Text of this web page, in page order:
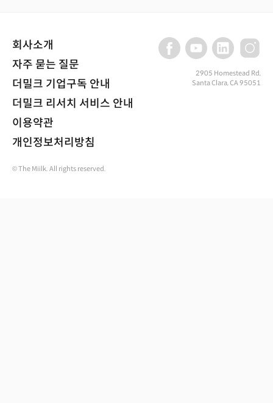
회사소개
자주 묻는 질문
더밀크 기업구독 안내
더밀크 리서치 서비스 안내
이용약관
개인정보처리방침
2905 Homestead Rd,
Santa Clara, CA 95051
© The Miilk. All rights reserved.